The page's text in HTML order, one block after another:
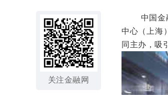
关注金融网
中国金
中心（上海
同主办，吸